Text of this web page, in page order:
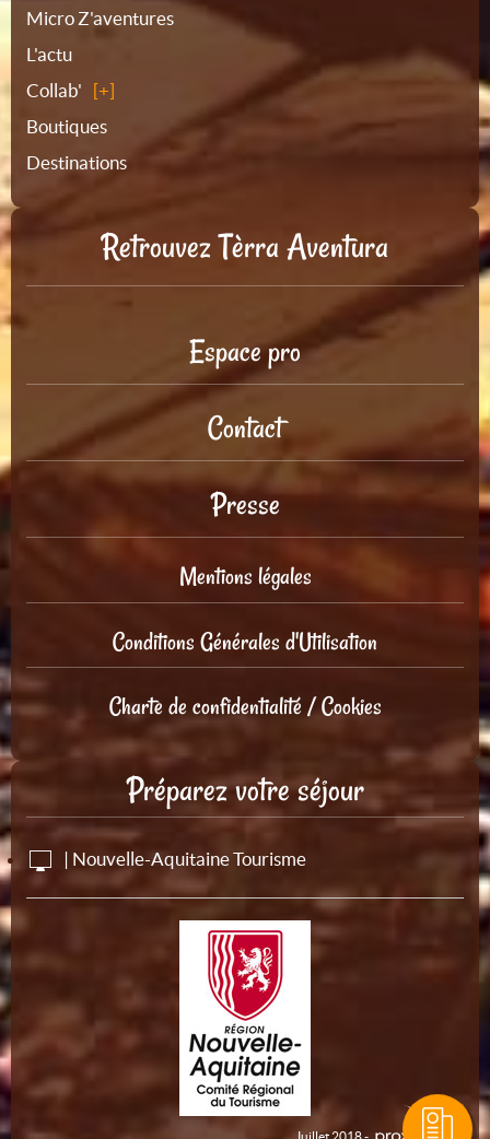
site
Micro Z'aventures
L'actu
Collab'
Boutiques
Destinations
Retrouvez Tèrra Aventura
Espace pro
Contact
Presse
Mentions légales
Conditions Générales d'Utilisation
Charte de confidentialité / Cookies
Préparez votre séjour
| Nouvelle-Aquitaine Tourisme